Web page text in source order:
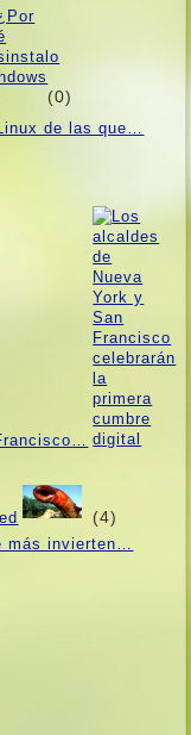
(0)
de las que…
(4)
más invierten…